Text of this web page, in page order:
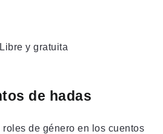
y gratuita
de hadas
de género en los cuentos